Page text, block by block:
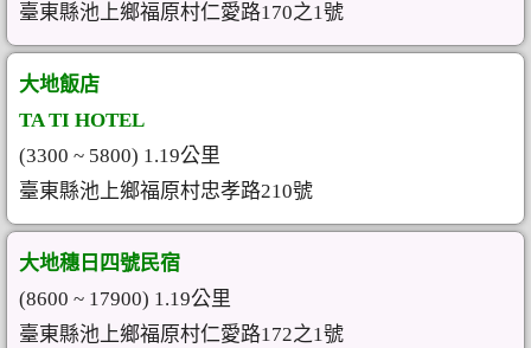
臺東縣池上鄉福原村仁愛路170之1號
大地飯店
TA TI HOTEL
(3300 ~ 5800) 1.19公里
臺東縣池上鄉福原村忠孝路210號
大地穗日四號民宿
(8600 ~ 17900) 1.19公里
臺東縣池上鄉福原村仁愛路172之1號